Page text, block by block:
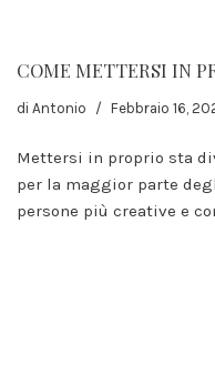
COME METTERSI IN
di Antonio Febbraio 16,
Mettersi in proprio sta
per la maggior parte
persone più creative e